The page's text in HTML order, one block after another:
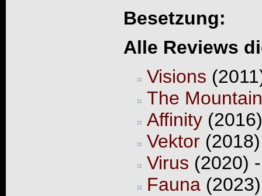
Besetzung:
Alle Reviews
Visions
The Mountain
Affinity
Vektor(2018)
Virus (2020)
Fauna(2023)